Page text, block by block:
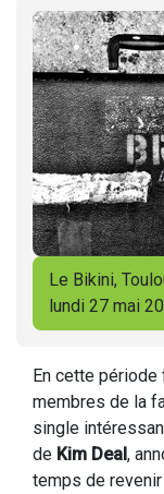
Le Bikini,
lundi 27 mai
En cette
membres de la
single
de Kim Deal,
temps de